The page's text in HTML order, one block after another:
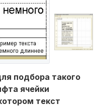
подбора такого
ячейки
текст